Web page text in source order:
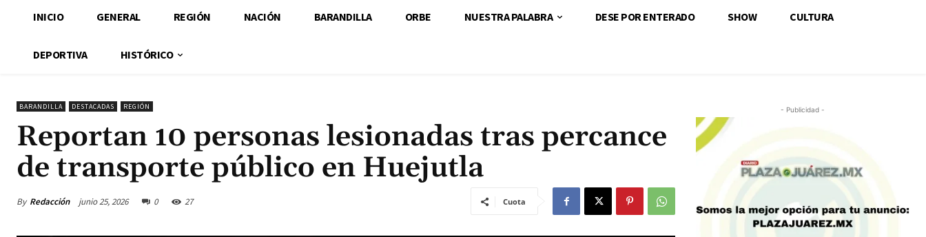
INICIO GENERAL REGIÓN NACIÓN BARANDILLA ORBE NUESTRA PALABRA DESE POR ENTERADO SHOW CULTURA
DEPORTIVA HISTÓRICO
BARANDILLA DESTACADAS REGIÓN
Reportan 10 personas lesionadas tras percance
de transporte público en Huejutla
By Redacción junio 25, 2026 0 27 Cuota
- Publicidad -